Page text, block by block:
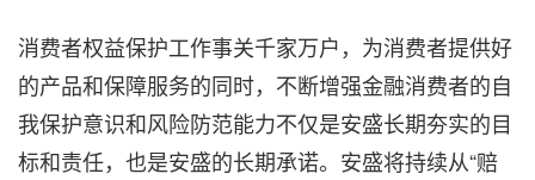
消费者权益保护工作事关千家万户，为消费者提供好
的产品和保障服务的同时，不断增强金融消费者的自
我保护意识和风险防范能力不仅是安盛长期夯实的目
标和责任，也是安盛的长期承诺。安盛将持续从“赔